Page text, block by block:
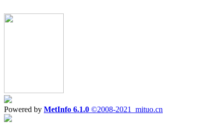
Powered by MetInfo 6.1.0 ©2008-2021 mituo.cn